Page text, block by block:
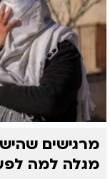
מרגישים
מגלה למה